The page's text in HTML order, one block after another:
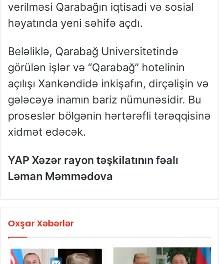
verilməsi Qarabağın iqtisadi və sosial
həyatında yeni səhifə açdı.
Beləliklə, Qarabağ Universitetində
görülən işlər və “Qarabağ” hotelinin
açılışı Xankəndidə inkişafın, dirçəlişin və
gələcəyə inamın bariz nümunəsidir. Bu
proseslər bölgənin hərtərəfli tərəqqisinə
xidmət edəcək.
YAP Xəzər rayon təşkilatının fəalı
Ləman Məmmədova
Oxşar Xəbərlər